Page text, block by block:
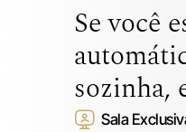
Se você
sozinha,
Sala